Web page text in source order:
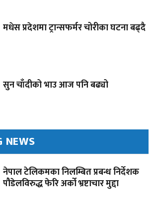
मधेस प्रदेशमा ट्रान्सफर्मर चोरीका घटना बढ्दै
सुन चाँदीको भाउ आज पनि बढ्यो
NEWS
नेपाल टेलिकमका निलम्बित प्रबन्ध निर्देशक
पौडेलविरुद्ध फेरि अर्को भ्रष्टाचार मुद्दा